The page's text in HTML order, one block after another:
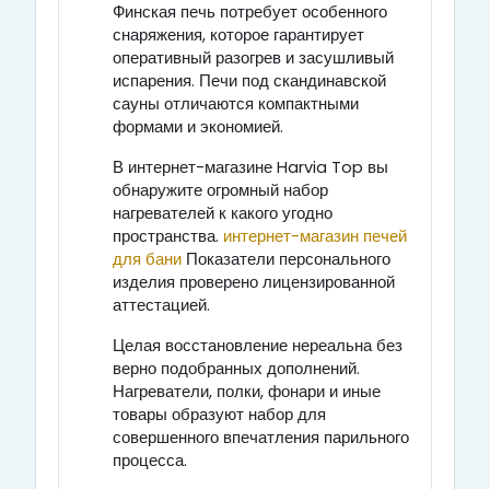
Финская печь потребует особенного
снаряжения, которое гарантирует
оперативный разогрев и засушливый
испарения. Печи под скандинавской
сауны отличаются компактными
формами и экономией.
В интернет-магазине Harvia Top вы
обнаружите огромный набор
нагревателей к какого угодно
пространства. интернет-магазин печей
для бани Показатели персонального
изделия проверено лицензированной
аттестацией.
Целая восстановление нереальна без
верно подобранных дополнений.
Нагреватели, полки, фонари и иные
товары образуют набор для
совершенного впечатления парильного
процесса.